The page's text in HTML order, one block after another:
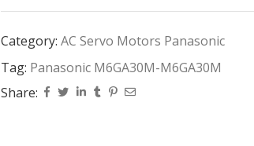
Category: AC Servo Motors Panasonic
Tag: Panasonic M6GA30M-M6GA30M
Share: